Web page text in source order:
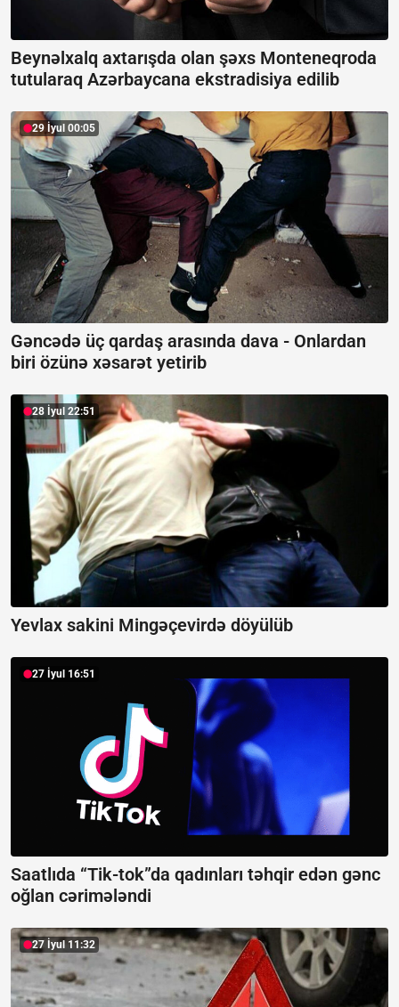
Beynəlxalq axtarışda olan şəxs Monteneqroda
tutularaq Azərbaycana ekstradisiya edilib
29 İyul 00:05
Gəncədə üç qardaş arasında dava - Onlardan
biri özünə xəsarət yetirib
28 İyul 22:51
Yevlax sakini Mingəçevirdə döyülüb
27 İyul 16:51
Saatlıda “Tik-tok”da qadınları təhqir edən gənc
oğlan cərimələndi
27 İyul 11:32